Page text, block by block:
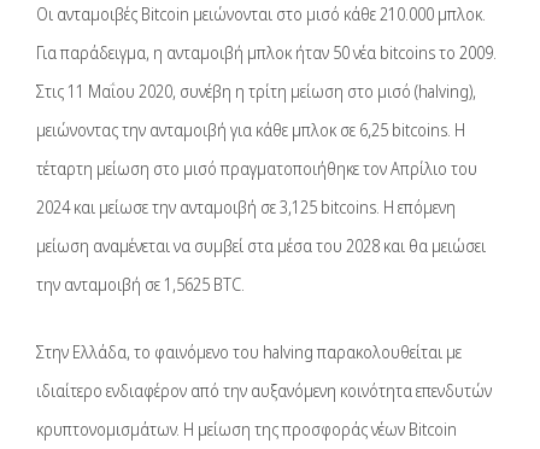
Οι ανταμοιβές Bitcoin μειώνονται στο μισό κάθε 210.000 μπλοκ.
Για παράδειγμα, η ανταμοιβή μπλοκ ήταν 50 νέα bitcoins το 2009.
Στις 11 Μαΐου 2020, συνέβη η τρίτη μείωση στο μισό (halving),
μειώνοντας την ανταμοιβή για κάθε μπλοκ σε 6,25 bitcoins. Η
τέταρτη μείωση στο μισό πραγματοποιήθηκε τον Απρίλιο του
2024 και μείωσε την ανταμοιβή σε 3,125 bitcoins. Η επόμενη
μείωση αναμένεται να συμβεί στα μέσα του 2028 και θα μειώσει
την ανταμοιβή σε 1,5625 BTC.
Στην Ελλάδα, το φαινόμενο του halving παρακολουθείται με
ιδιαίτερο ενδιαφέρον από την αυξανόμενη κοινότητα επενδυτών
κρυπτονομισμάτων. Η μείωση της προσφοράς νέων Bitcoin